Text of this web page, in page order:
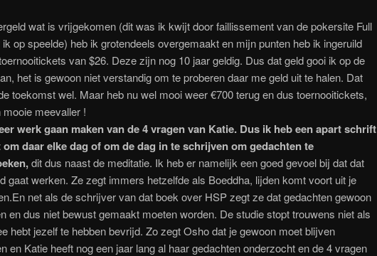
wat is vrijgekomen (dit was ik kwijt door faillissement van de pokersite Full
op speelde) heb ik grotendeels overgemaakt en mijn punten heb ik ingeruild
van $26. Deze zijn nog 10 jaar geldig. Dus dat geld gooi ik op de
het is gewoon niet verstandig om te proberen daar me geld uit te halen. Dat
toekomst wel. Maar heb nu wel mooi weer €700 terug en dus toernooitickets,
mooie meevaller !
werk gaan maken van de 4 vragen van Katie. Dus ik heb een apart schrift
daar elke dag of om de dag in te schrijven om gedachten te
dit dus naast de meditatie. Ik heb er namelijk een goed gevoel bij dat dat
gaat werken. Ze zegt immers hetzelfde als Boeddha, lijden komt voort uit je
net als de schrijver van dat boek over HSP zegt ze dat gedachten gewoon
en dus niet bewust gemaakt moeten worden. De studie stopt trouwens niet als
hebt jezelf te hebben bevrijd. Zo zegt Osho dat je gewoon moet blijven
en Katie heeft nog een jaar lang al haar gedachten onderzocht en de 4 vragen